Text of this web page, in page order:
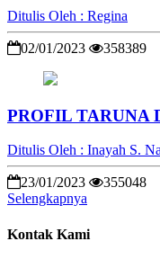
Ditulis Oleh : Regina
02/01/2023 358389
PROFIL TARUNA
Ditulis Oleh : Inayah S.
23/01/2023
355048
Selengkapnya
Kontak Kami